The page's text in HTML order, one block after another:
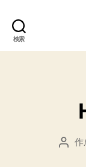
検索
投
作